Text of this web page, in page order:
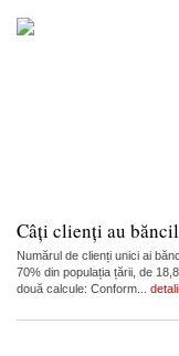
Câți clienți au
Numărul de clienți unici ai
70% din populația țării, de
două calcule: Conform... detalii